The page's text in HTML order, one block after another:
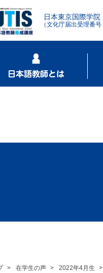
日本東京国際学
（文化庁届出受理番
在学生の声 2022年4月生